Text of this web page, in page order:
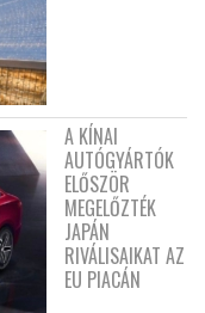
A KÍNAI
AUTÓGYÁRTÓK
ELŐSZÖR
MEGELŐZTÉK
JAPÁN
RIVÁLISAIKAT AZ
EU PIACÁN